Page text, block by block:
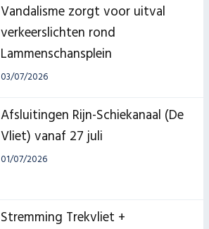
Vandalisme zorgt voor uitval
verkeerslichten rond
Lammenschansplein
03/07/2026
Afsluitingen Rijn-Schiekanaal (De
Vliet) vanaf 27 juli
01/07/2026
Stremming Trekvliet +